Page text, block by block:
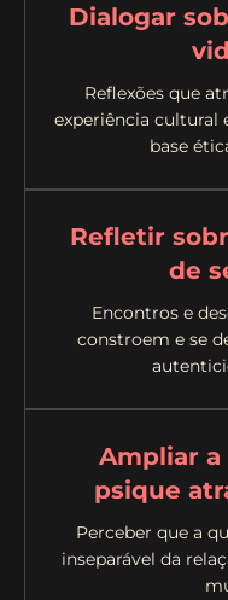
Dialogar
Reflexões que
experiência cultural
base
Refletir
de
Encontros e
constroem e se
Ampliar a
psique
Perceber que a
inseparável da